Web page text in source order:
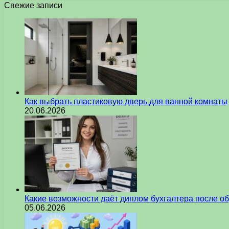
Свежие записи
Как выбрать пластиковую дверь для ванной комнаты
20.06.2026
Какие возможности даёт диплом бухгалтера после
05.06.2026